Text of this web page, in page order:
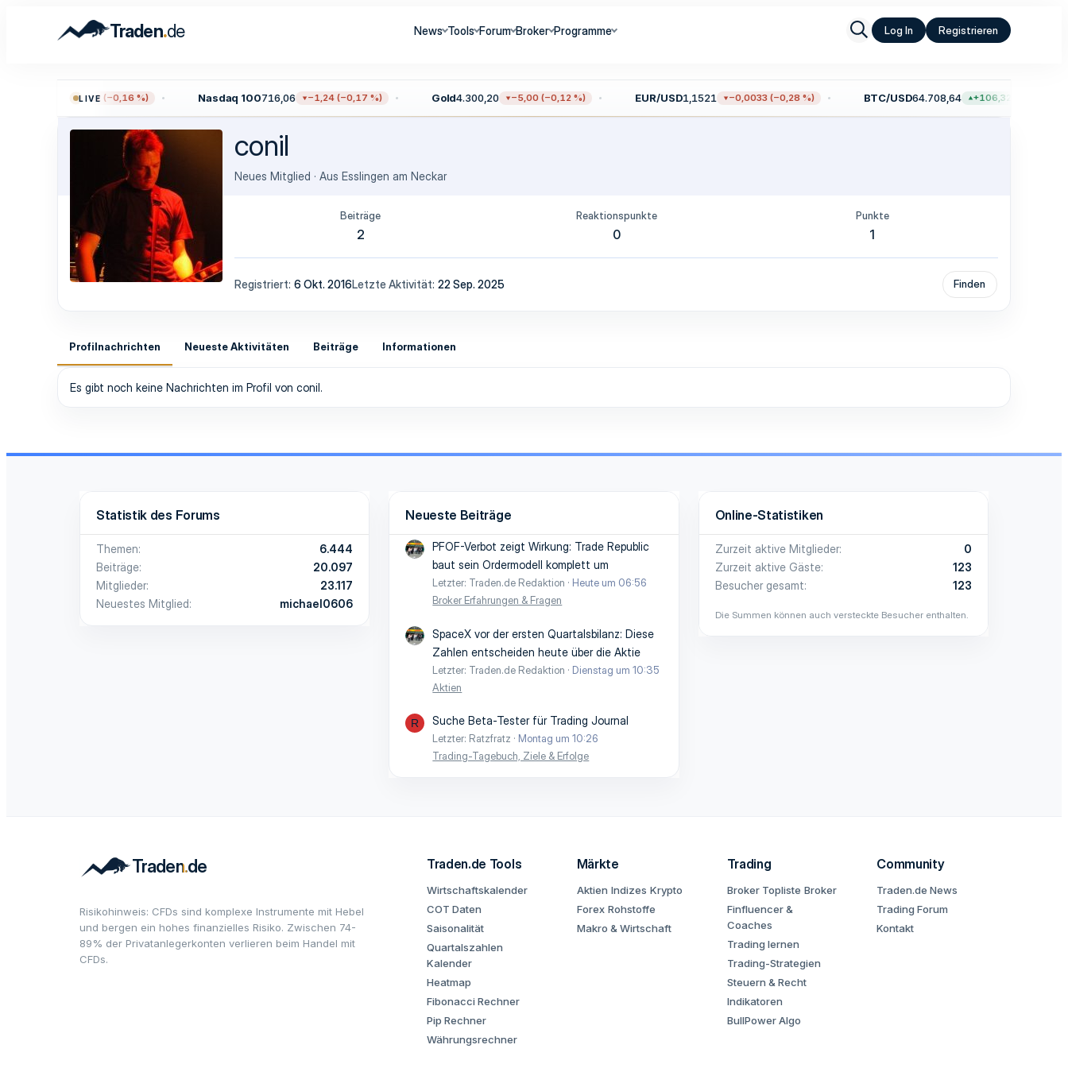
Traden.de News Tools Forum Broker Programme Log In Registrieren
LIVE
−12,22 (−0,16 %) Nasdaq 100716,06 −1,24 (−0,17 %) Gold4.300,20 −5,00 (−0,12 %) EUR/USD1,1521 −0,0033 (−0,28 %) BTC/USD64.708,64 +106,32 (+0,16 %)
conil
Neues Mitglied · Aus Esslingen am Neckar
Beiträge
2
Reaktionspunkte
0
Punkte
1
Registriert 6 Okt. 2016Letzte Aktivität 22 Sep. 2025 Finden
Profilnachrichten Neueste Aktivitäten Beiträge Informationen
Es gibt noch keine Nachrichten im Profil von conil.
Statistik des Forums
Themen
6.444
Beiträge
20.097
Mitglieder
23.117
Neuestes Mitglied
michael0606
Neueste Beiträge
PFOF-Verbot zeigt Wirkung: Trade Republic
baut sein Ordermodell komplett um
Letzter: Traden.de Redaktion
Heute um 06:56
Broker Erfahrungen & Fragen
SpaceX vor der ersten Quartalsbilanz: Diese
Zahlen entscheiden heute über die Aktie
Letzter: Traden.de Redaktion
Dienstag um 10:35
Aktien
R Suche Beta-Tester für Trading Journal
Letzter: Ratzfratz
Montag um 10:26
Trading-Tagebuch, Ziele & Erfolge
Online-Statistiken
Zurzeit aktive Mitglieder
0
Zurzeit aktive Gäste
123
Besucher gesamt
123
Die Summen können auch versteckte Besucher enthalten.
Risikohinweis: CFDs sind komplexe Instrumente mit Hebel
und bergen ein hohes finanzielles Risiko. Zwischen 74-
89% der Privatanlegerkonten verlieren beim Handel mit
CFDs.
Traden.de Tools
Wirtschaftskalender
COT Daten
Saisonalität
Quartalszahlen
Kalender
Heatmap
Fibonacci Rechner
Pip Rechner
Währungsrechner
Märkte
Aktien Indizes Krypto
Forex Rohstoffe
Makro & Wirtschaft
Trading
Broker Topliste Broker
Finfluencer &
Coaches
Trading lernen
Trading-Strategien
Steuern & Recht
Indikatoren
BullPower Algo
Community
Traden.de News
Trading Forum
Kontakt